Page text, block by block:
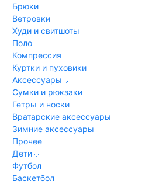
Брюки
Ветровки
Худи и свитшоты
Поло
Компрессия
Куртки и пуховики
Аксессуары
Сумки и рюкзаки
Гетры и носки
Вратарские аксессуары
Зимние аксессуары
Прочее
Дети
Футбол
Баскетбол